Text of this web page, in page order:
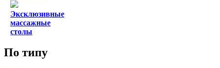
Эксклюзивные
массажные
столы
По типу